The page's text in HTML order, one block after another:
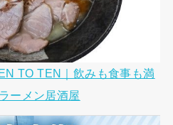
TO TEN｜飲みも食事も満
ーメン居酒屋